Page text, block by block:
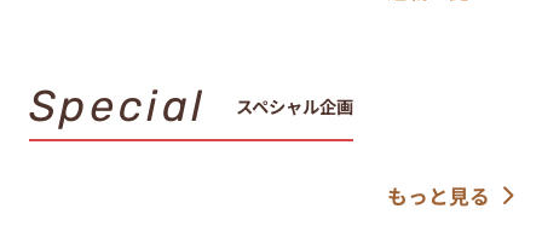
Special スペシャル企画
もっと見る